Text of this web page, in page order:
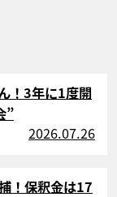
！3年に1度開
”
2026.07.26
！保釈金は17